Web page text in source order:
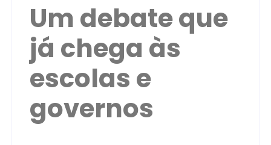
Um debate que
já chega às
escolas e
governos